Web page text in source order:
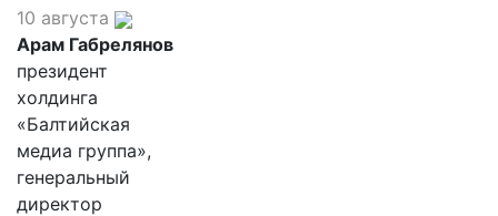
10 августа
Арам Габрелянов
президент
холдинга
«Балтийская
медиа группа»,
генеральный
директор